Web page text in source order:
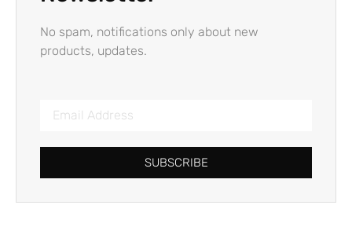
No spam, notifications only about new
products, updates.
SUBSCRIBE